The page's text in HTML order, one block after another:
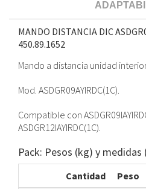
MANDO DISTANCIA DIC
450.89.1652
Mando a distancia unidad
Mod. ASDGR09AYIRDC(1C).
Compatible con
ASDGR12IAYIRDC(1C).
Pack: Pesos (kg) y medidas
Cantidad Peso